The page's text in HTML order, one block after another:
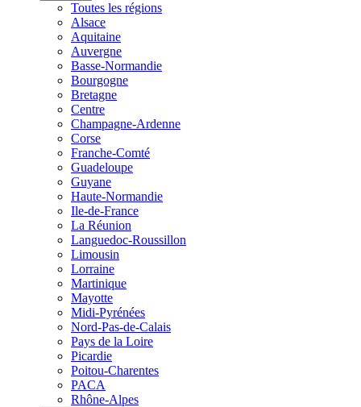
Toutes les régions
Alsace
Aquitaine
Auvergne
Basse-Normandie
Bourgogne
Bretagne
Centre
Champagne-Ardenne
Corse
Franche-Comté
Guadeloupe
Guyane
Haute-Normandie
Ile-de-France
La Réunion
Languedoc-Roussillon
Limousin
Lorraine
Martinique
Mayotte
Midi-Pyrénées
Nord-Pas-de-Calais
Pays de la Loire
Picardie
Poitou-Charentes
PACA
Rhône-Alpes